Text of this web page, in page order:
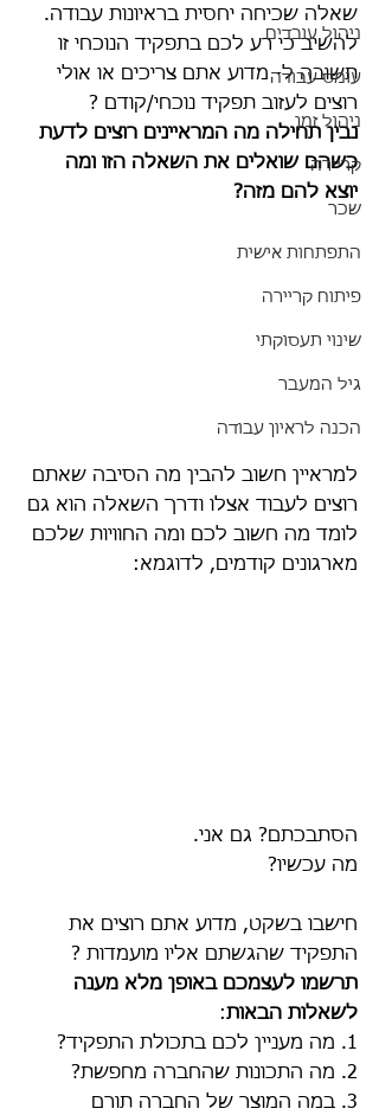
ניהול עובדים
עומס עבודה
ניהול זמן
קריירה
שכר
התפתחות אישית
פיתוח קריירה
שינוי תעסוקתי
גיל המעבר
הכנה לראיון עבודה
שאלה שכיחה יחסית בראיונות עבודה.
להשיב כי רע לכם בתפקיד הנוכחי זו
תשובה ל- מדוע אתם צריכים או אולי
רוצים לעזוב תפקיד נוכחי/קודם ?
נבין תחילה מה המראיינים רוצים לדעת
כשהם שואלים את השאלה הזו ומה
יוצא להם מזה?
למראיין חשוב להבין מה הסיבה שאתם
רוצים לעבוד אצלו ודרך השאלה הוא גם
לומד מה חשוב לכם ומה החוויות שלכם
מארגונים קודמים, לדוגמא:
הסתבכתם? גם אני.
מה עכשיו?
חישבו בשקט, מדוע אתם רוצים את
התפקיד שהגשתם אליו מועמדות ?
תרשמו לעצמכם באופן מלא מענה
לשאלות הבאות:
1. מה מעניין לכם בתכולת התפקיד?
2. מה התכונות שהחברה מחפשת?
3. במה המוצר של החברה תורם